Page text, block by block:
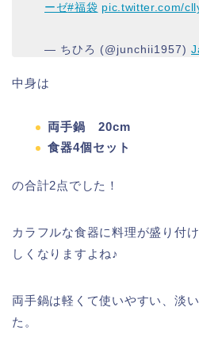
ーゼ#福袋 pic.twitter.com/
— ちひろ (@junchii1957)
中身は
両手鍋 20cm
食器4個セット
の合計2点でした！
カラフルな食器に料理が盛り付
しくなりますよね♪
両手鍋は軽くて使いやすい、淡
た。